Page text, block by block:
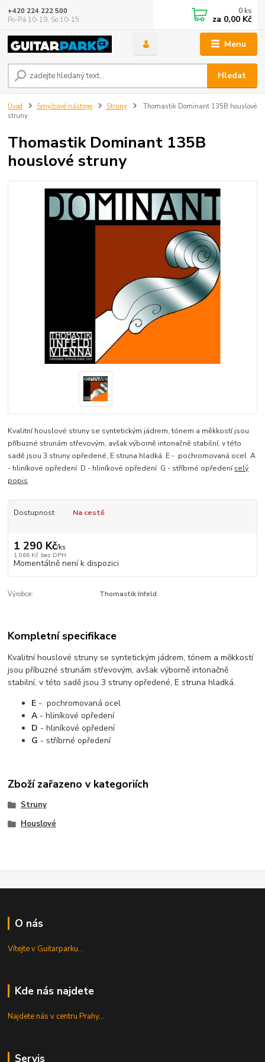
Menu
Hledat
+420 224 222 500
Po-Pá 10-19, So 10-15
0 ks
za 0,00 Kč
Úvod Smyčcové nástroje Struny
Thomastik Dominant 135B houslové
struny
Thomastik Dominant 135B
houslové struny
Kvalitní houslové struny se syntetickým jádrem, tónem a měkkostí jsou
příbuzné strunám střevovým, avšak výborně intonačně stabilní, v této
sadě jsou 3 struny opředené, E struna hladká. E - pochromovaná ocel A
- hliníkové opředení D - hliníkové opředení G - stříbrné opředenícelý
popis
Dostupnost Na cestě
1 290 Kč/ks
1 066 Kč bez DPH
Momentálně není k dispozici
Výrobce: Thomastik Infeld
Kompletní specifikace
Kvalitní houslové struny se syntetickým jádrem, tónem a měkkostí
jsou příbuzné strunám střevovým, avšak výborně intonačně
stabilní, v této sadě jsou 3 struny opředené, E struna hladká.
E - pochromovaná ocel
A- hliníkové opředení
D - hliníkové opředení
G - stříbrné opředení
Zboží zařazeno v kategoriích
Struny
Houslové
O nás
Vítejte v Guitarparku...
Kde nás najdete
Najdete nás v centru Prahy...
Servis